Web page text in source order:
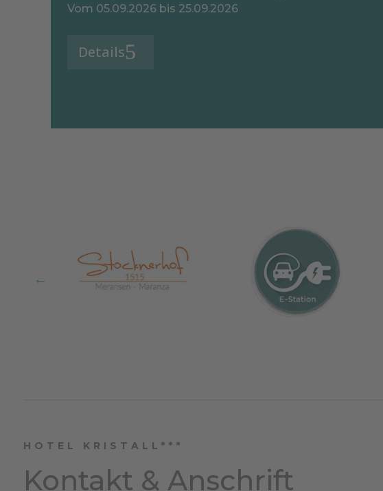
Vom 05.09.2026 bis 25.09.2026
Details
HOTEL KRISTALL***
Kontakt & Anschrift